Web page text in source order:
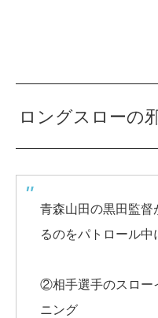
ロングスローの
青森山田の黒田監督
るのをパトロール中
②相手選手のスロー
ニング